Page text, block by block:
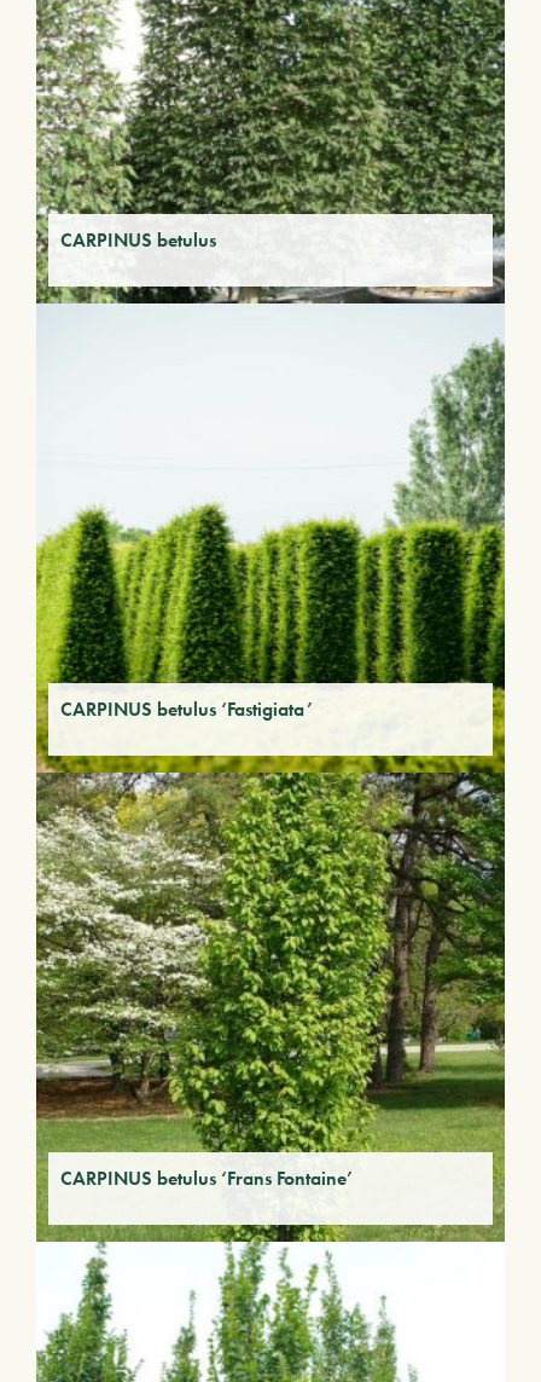
CARPINUS betulus
CARPINUS betulus ‘Fastigiata’
CARPINUS betulus ‘Frans Fontaine’